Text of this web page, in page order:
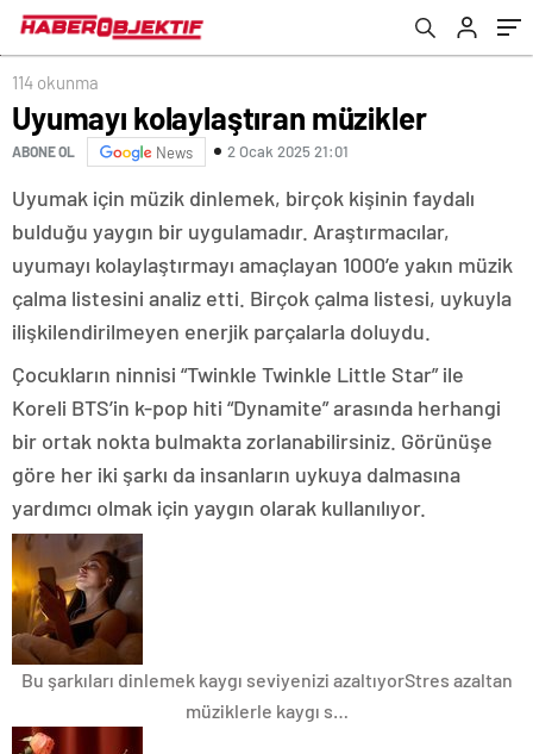
114 okunma
Uyumayı kolaylaştıran müzikler
ABONE OL News 2 Ocak 2025 21:01
Uyumak için müzik dinlemek, birçok kişinin faydalı
bulduğu yaygın bir uygulamadır. Araştırmacılar,
uyumayı kolaylaştırmayı amaçlayan 1000’e yakın müzik
çalma listesini analiz etti. Birçok çalma listesi, uykuyla
ilişkilendirilmeyen enerjik parçalarla doluydu.
Çocukların ninnisi “Twinkle Twinkle Little Star” ile
Koreli BTS’in k-pop hiti “Dynamite” arasında herhangi
bir ortak nokta bulmakta zorlanabilirsiniz. Görünüşe
göre her iki şarkı da insanların uykuya dalmasına
yardımcı olmak için yaygın olarak kullanılıyor.
Bu şarkıları dinlemek kaygı seviyenizi azaltıyorStres azaltan
müziklerle kaygı s…